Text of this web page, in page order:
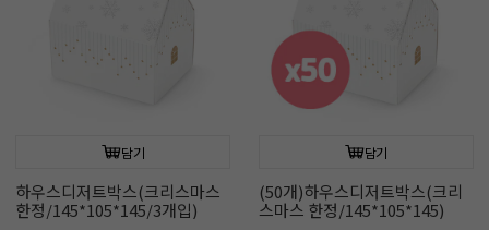
담기
하우스디저트박스(크리스마스
한정/145*105*145/3개입)
담기
(50개)하우스디저트박스(크리
스마스 한정/145*105*145)